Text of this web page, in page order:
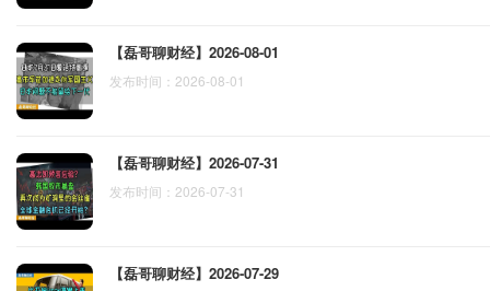
【磊哥聊财经】2026-08-01
发布时间：2026-08-01
【磊哥聊财经】2026-07-31
发布时间：2026-07-31
【磊哥聊财经】2026-07-29